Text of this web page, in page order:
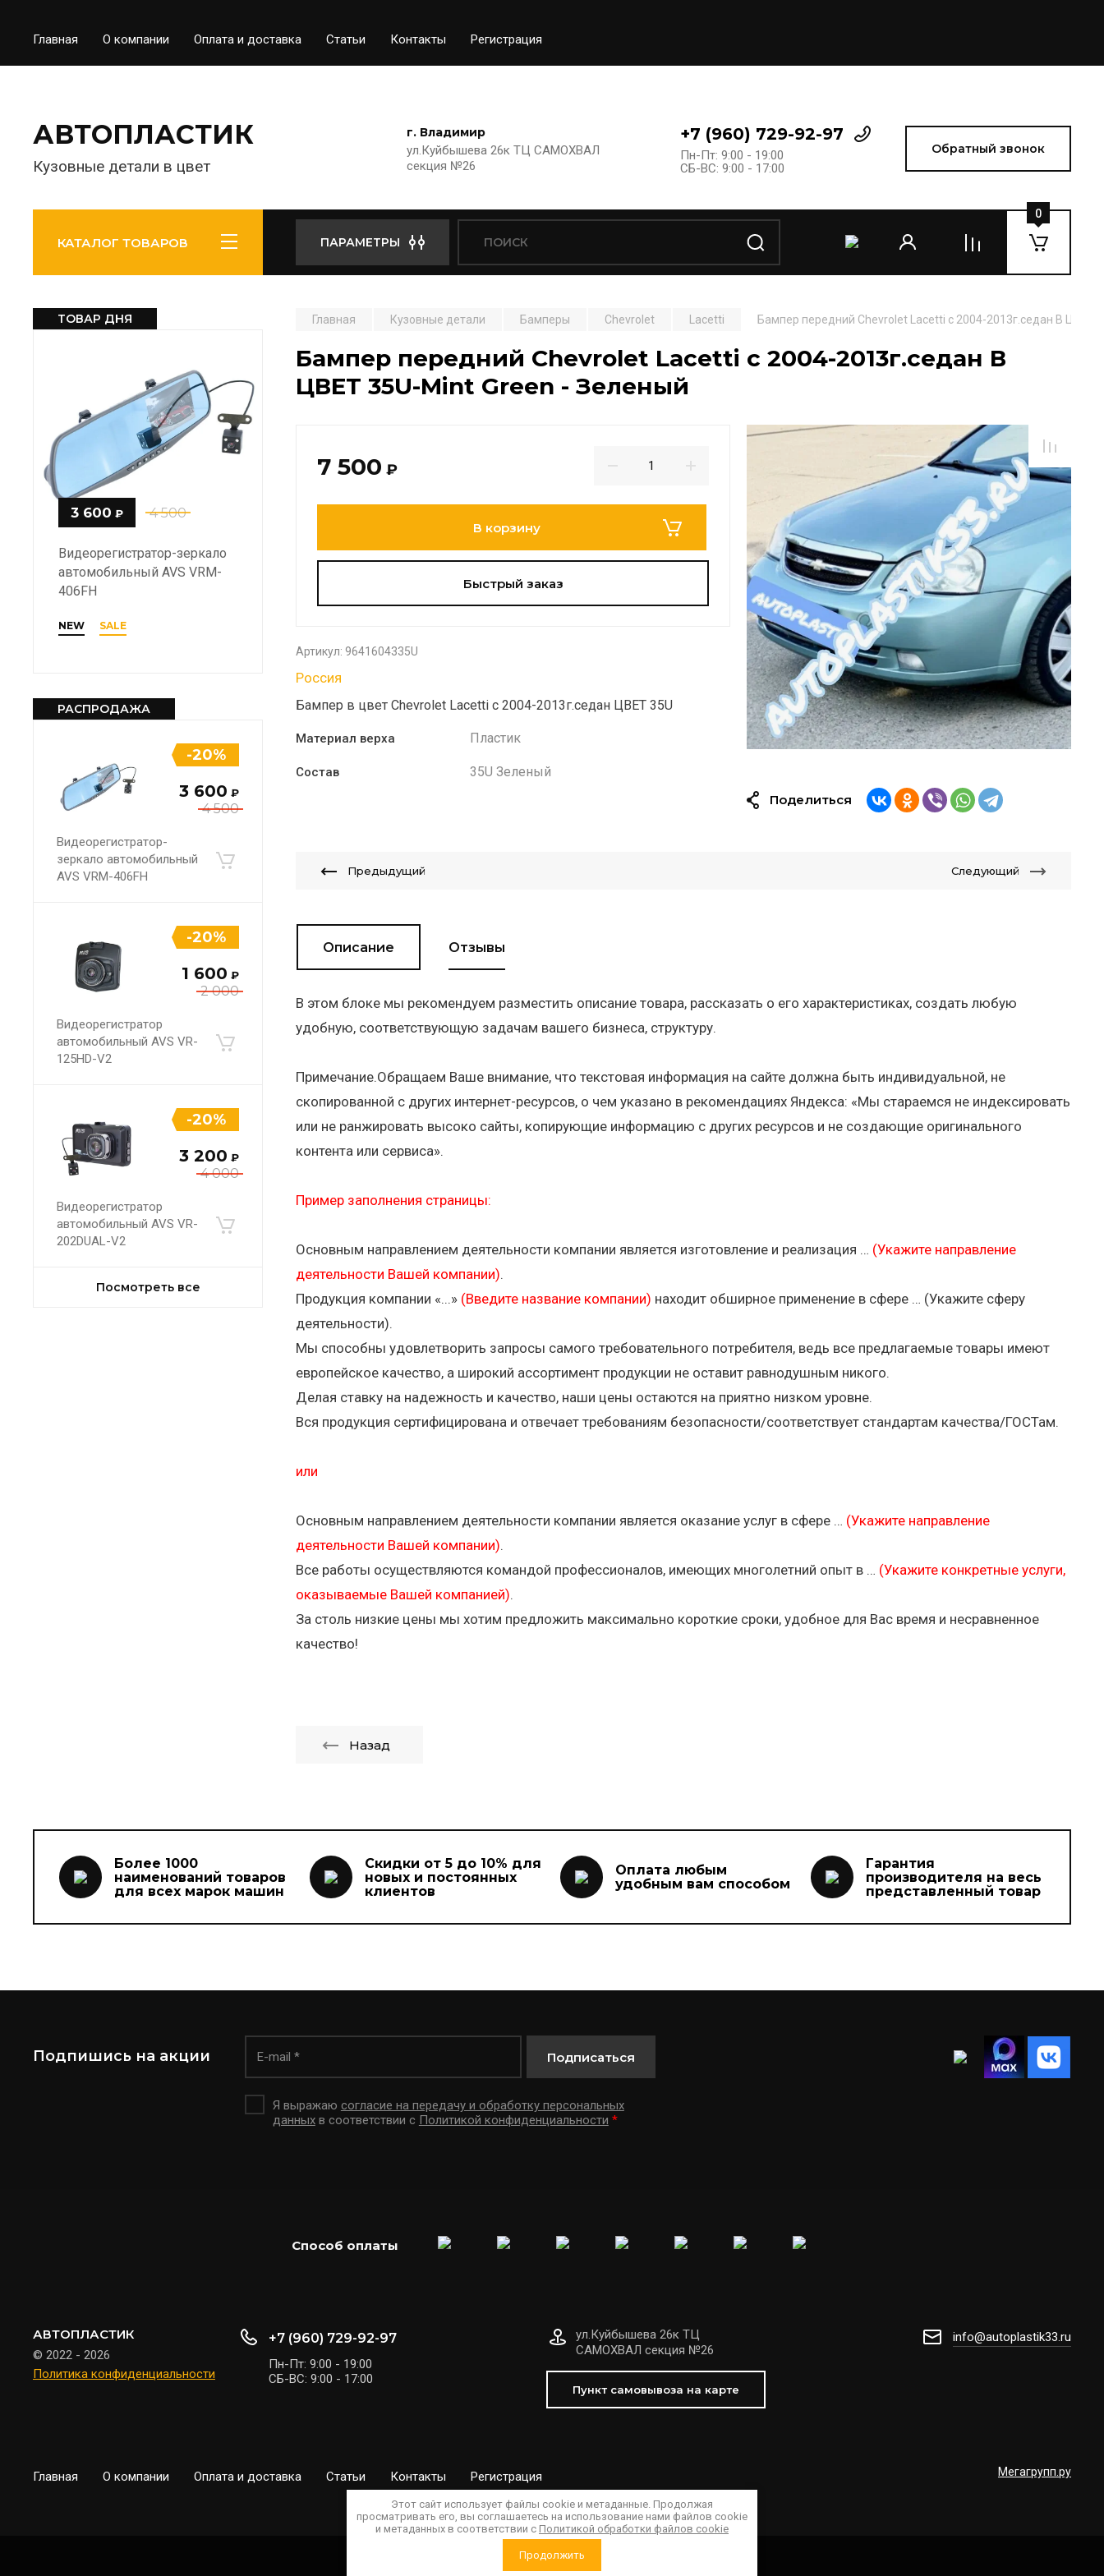
Главная О компании Оплата и доставка Статьи Контакты Регистрация
АВТОПЛАСТИК
Кузовные детали в цвет
г. Владимир
ул.Куйбышева 26к ТЦ САМОХВАЛ
секция №26
+7 (960) 729-92-97
Пн-Пт: 9:00 - 19:00
СБ-ВС: 9:00 - 17:00
Обратный звонок
КАТАЛОГ ТОВАРОВ ПАРАМЕТРЫ
0
ТОВАР ДНЯ
4 500
3 600 ₽
Видеорегистратор-зеркало
автомобильный AVS VRM-
406FH
NEW SALE
РАСПРОДАЖА
4 500
3 600 ₽
Видеорегистратор-
зеркало автомобильный
AVS VRM-406FH
-20%
2 000
1 600 ₽
Видеорегистратор
автомобильный AVS VR-
125HD-V2
-20%
4 000
3 200 ₽
Видеорегистратор
автомобильный AVS VR-
202DUAL-V2
-20%
Посмотреть все
Главная Кузовные детали Бамперы Chevrolet Lacetti Бампер передний Chevrolet Lacetti c 2004-2013г.седан В ЦВЕТ
Бампер передний Chevrolet Lacetti c 2004-2013г.седан В
ЦВЕТ 35U-Mint Green - Зеленый
7 500 ₽
В корзину
Быстрый заказ
Артикул: 9641604335U
Россия
Бампер в цвет Chevrolet Lacetti c 2004-2013г.седан ЦВЕТ 35U
Материал верха Пластик
Состав
35U Зеленый
Поделиться
Предыдущий Следующий
Описание Отзывы
В этом блоке мы рекомендуем разместить описание товара, рассказать о его характеристиках, создать любую
удобную, соответствующую задачам вашего бизнеса, структуру.
Примечание.Обращаем Ваше внимание, что текстовая информация на сайте должна быть индивидуальной, не
скопированной с других интернет-ресурсов, о чем указано в рекомендациях Яндекса: «Мы стараемся не индексировать
или не ранжировать высоко сайты, копирующие информацию с других ресурсов и не создающие оригинального
контента или сервиса».
Пример заполнения страницы:
Основным направлением деятельности компании является изготовление и реализация … (Укажите направление
деятельности Вашей компании).
Продукция компании «...» (Введите название компании) находит обширное применение в сфере … (Укажите сферу
деятельности).
Мы способны удовлетворить запросы самого требовательного потребителя, ведь все предлагаемые товары имеют
европейское качество, а широкий ассортимент продукции не оставит равнодушным никого.
Делая ставку на надежность и качество, наши цены остаются на приятно низком уровне.
Вся продукция сертифицирована и отвечает требованиям безопасности/соответствует стандартам качества/ГОСТам.
или
Основным направлением деятельности компании является оказание услуг в сфере … (Укажите направление
деятельности Вашей компании).
Все работы осуществляются командой профессионалов, имеющих многолетний опыт в … (Укажите конкретные услуги,
оказываемые Вашей компанией).
За столь низкие цены мы хотим предложить максимально короткие сроки, удобное для Вас время и несравненное
качество!
Назад
0
Более 1000
наименований товаров
для всех марок машин
Скидки от 5 до 10% для
новых и постоянных
клиентов
Оплата любым
удобным вам способом
Гарантия
производителя на весь
представленный товар
Подпишись на акции
Я выражаю согласие на передачу и обработку персональных
данныхв соответствии с Политикой конфиденциальности *
Подписаться
Способ оплаты
АВТОПЛАСТИК
© 2022 - 2026
Политика конфиденциальности
+7 (960) 729-92-97
Пн-Пт: 9:00 - 19:00
СБ-ВС: 9:00 - 17:00
ул.Куйбышева 26к ТЦ
САМОХВАЛ секция №26
Пункт самовывоза на карте
info@autoplastik33.ru
Главная О компании Оплата и доставка Статьи Контакты Регистрация Мегагрупп.ру
Этот сайт использует файлы cookie и метаданные. Продолжая
просматривать его, вы соглашаетесь на использование нами файлов cookie
и метаданных в соответствии с Политикой обработки файлов cookie
Продолжить